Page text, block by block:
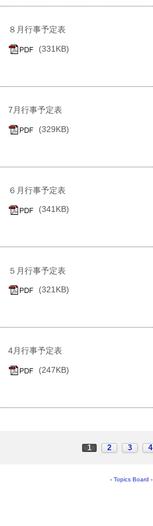
８月行事予定表
(331KB)
7月行事予定表
(329KB)
６月行事予定表
(341KB)
５月行事予定表
(321KB)
4月行事予定表
(247KB)
1 2 3 4
- Topics Board -